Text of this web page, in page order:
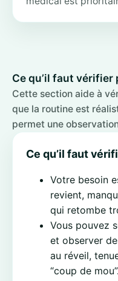
Ce qu’il faut vérifier
Cette section aide à
que la routine est
permet une
Ce qu’il faut
Votre besoin
revient,
qui retombe
Vous pouvez
et observer
au réveil,
“coup de mou”.